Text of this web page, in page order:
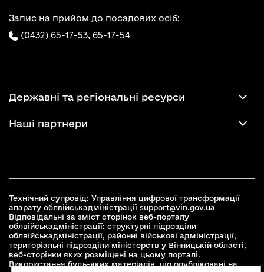
Запис на прийом до посадових осіб:
(0432) 65-17-53, 65-17-54
Державні та регіональні ресурси
Наші партнери
Технічний супровід: Управління цифрової трансформації
апарату облвійськадміністрації support@vin.gov.ua
Відповідальні за зміст сторінок веб-порталу
облвійськадміністрації: структурні підрозділи
облвійськадміністрації, районні військові адміністрації,
територіальні підрозділи міністерств у Вінницькій області,
веб-сторінки яких розміщені на цьому порталі.
Використання будь-яких матеріалів, що опубліковані на